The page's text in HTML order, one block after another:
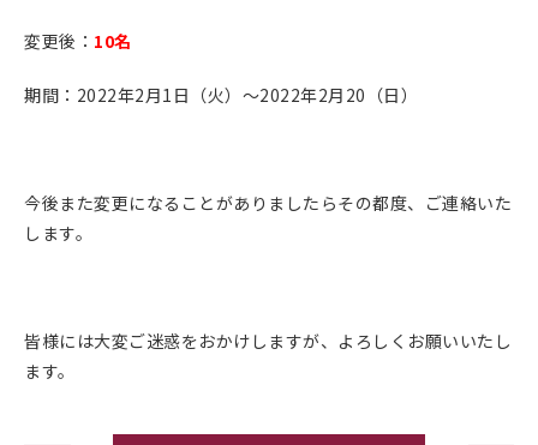
変更後： 10名
期間：2022年2月1日（火）～2022年2月20（日）
今後また変更になることがありましたらその都度、ご連絡いた
します。
皆様には大変ご迷惑をおかけしますが、よろしくお願いいたし
ます。